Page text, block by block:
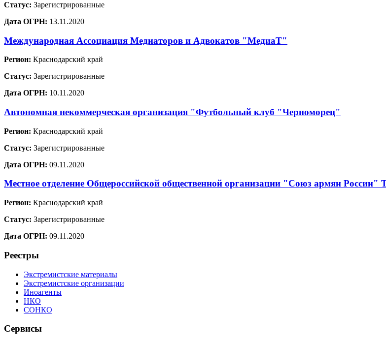
Статус: Зарегистрированные
Дата ОГРН: 13.11.2020
Международная Ассоциация Медиаторов и Адвокатов "МедиаТ"
Регион: Краснодарский край
Статус: Зарегистрированные
Дата ОГРН: 10.11.2020
Автономная некоммерческая организация "Футбольный клуб "Черноморец"
Регион: Краснодарский край
Статус: Зарегистрированные
Дата ОГРН: 09.11.2020
Местное отделение Общероссийской общественной организации "Союз армян России"
Регион: Краснодарский край
Статус: Зарегистрированные
Дата ОГРН: 09.11.2020
Реестры
Экстремистские материалы
Экстремистские организации
Иноагенты
НКО
СОНКО
Сервисы